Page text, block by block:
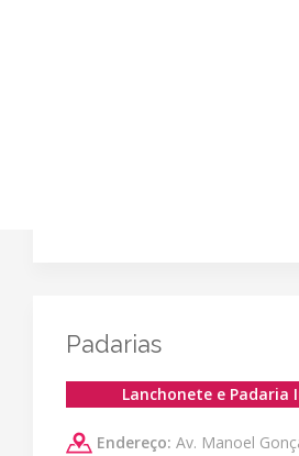
Padarias
Lanchonete e Padaria
Endereço: Av. Manoel